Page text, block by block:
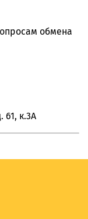
обмена
61, к.3А